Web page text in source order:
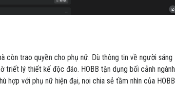
còn trao quyền cho phụ nữ. Dù thông tin về người sáng
triết lý thiết kế độc đáo. HOBB tận dụng bối cảnh ngành
hợp với phụ nữ hiện đại, nơi chia sẻ tầm nhìn của HOBB